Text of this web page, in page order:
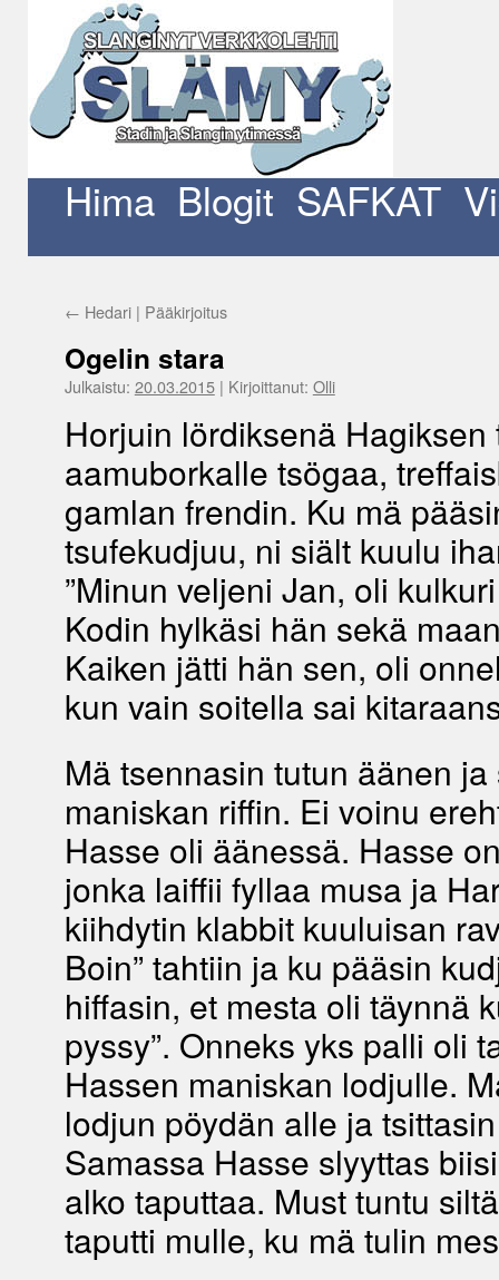
Hima Blogit SAFKAT
← Hedari | Pääkirjoitus
Ogelin stara
Julkaistu: 20.03.2015| Kirjoittanut: Olli
Horjuin lördiksenä Hagiksen
aamuborkalle tsögaa,
gamlan frendin. Ku mä
tsufekudjuu, ni siält kuulu
”Minun veljeni Jan, oli
Kodin hylkäsi hän sekä
Kaiken jätti hän sen, oli
kun vain soitella sai
Mä tsennasin tutun äänen ja
maniskan riffin. Ei voinu
Hasse oli äänessä. Hasse
jonka laiffii fyllaa musa ja
kiihdytin klabbit kuuluisan
Boin” tahtiin ja ku pääsin
hiffasin, et mesta oli täynnä
pyssy”. Onneks yks palli oli
Hassen maniskan lodjulle.
lodjun pöydän alle ja
Samassa Hasse slyyttas
alko taputtaa. Must tuntu
taputti mulle, ku mä tulin